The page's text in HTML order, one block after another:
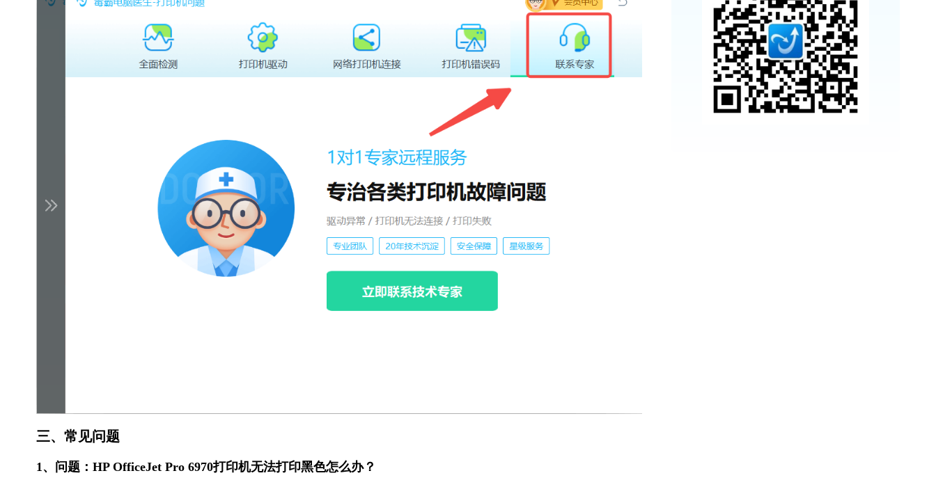
三、常见问题
1、问题：HP OfficeJet Pro 6970打印机无法打印黑色怎么办？